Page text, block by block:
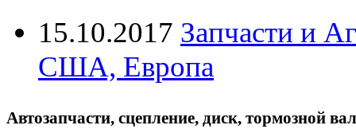
15.10.2017 Запчасти и
США, Европа
Автозапчасти, сцепление, диск, тормозной